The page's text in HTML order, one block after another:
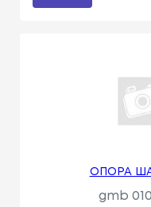
ОПОРА
gmb